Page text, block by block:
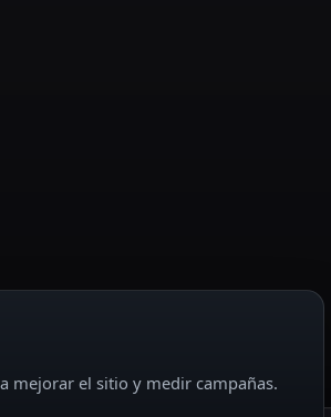
mejorar el sitio y medir campañas.